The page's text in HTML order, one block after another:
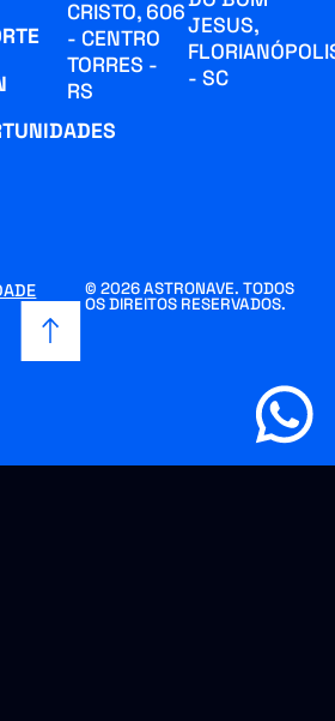
CRISTO, 606
- CENTRO
TORRES -
RS
JESUS,
- SC
© 2026 ASTRONAVE. TODOS
OS DIREITOS RESERVADOS.